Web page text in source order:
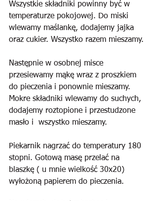
Wszystkie składniki powinny być w
temperaturze pokojowej. Do miski
wlewamy maślankę, dodajemy jajka
oraz cukier. Wszystko razem mieszamy.
Następnie w osobnej misce
przesiewamy mąkę wraz z proszkiem
do pieczenia i ponownie mieszamy.
Mokre składniki wlewamy do suchych,
dodajemy roztopione i przestudzone
masło i  wszystko mieszamy.
Piekarnik nagrzać do temperatury 180
stopni. Gotową masę przelać na
blaszkę ( u mnie wielkość 30x20)
wyłożoną papierem do pieczenia.